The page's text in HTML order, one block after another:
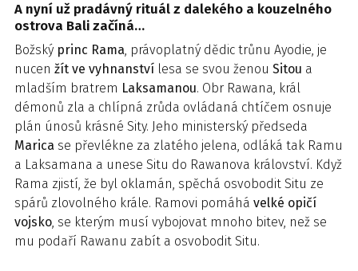
A nyní už pradávný rituál z dalekého a kouzelného
ostrova Bali začíná…
Božský princ Rama, právoplatný dědic trůnu Ayodie, je
nucen žít ve vyhnanství lesa se svou ženou Sitou a
mladším bratrem Laksamanou. Obr Rawana, král
démonů zla a chlípná zrůda ovládaná chtíčem osnuje
plán únosů krásné Sity. Jeho ministerský předseda
Marica se převlékne za zlatého jelena, odláká tak Ramu
a Laksamana a unese Situ do Rawanova království. Když
Rama zjistí, že byl oklamán, spěchá osvobodit Situ ze
spárů zlovolného krále. Ramovi pomáhá velké opičí
vojsko, se kterým musí vybojovat mnoho bitev, než se
mu podaří Rawanu zabít a osvobodit Situ.